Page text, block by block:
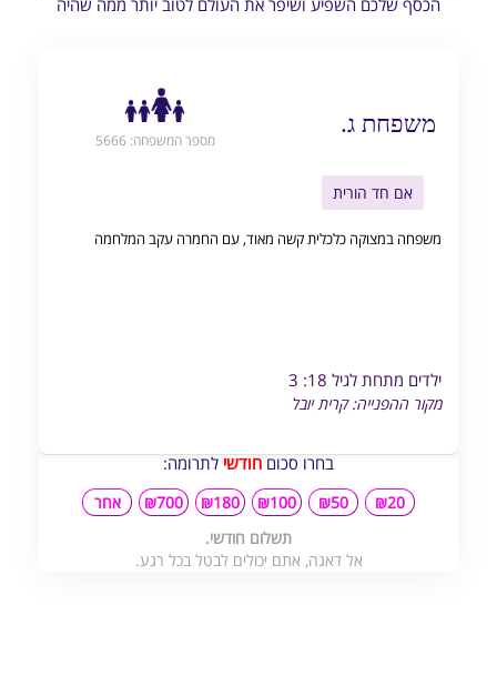
הכסף שלכם השפיע ושיפר את העולם לטוב יותר ממה שהיה
מספר המשפחה: 5666
משפחת ג.
אם חד הורית
משפחה במצוקה כלכלית קשה מאוד, עם החמרה עקב המלחמה
ילדים מתחת לגיל 18: 3
מקור ההפנייה: קרית יובל
בחרו סכום חודשי לתרומה:
₪20
₪50
₪100
₪180
₪700
אחר
תשלום חודשי.
אל דאגה, אתם יכולים לבטל בכל רגע.